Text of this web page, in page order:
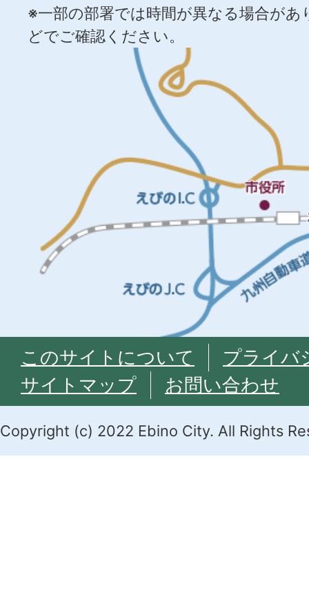
※一部の部署では時間が異なる場合が
どでご確認ください。
このサイトについて
プライバ
サイトマップ
お問い合わせ
Copyright (c) 2022 Ebino City. All Rights